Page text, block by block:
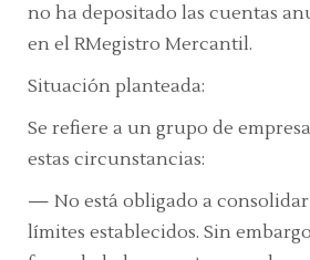
no ha depositado las cuentas
en el RMegistro Mercantil.
Situación planteada:
Se refiere a un grupo de
estas circunstancias:
— No está obligado a
límites establecidos. Sin